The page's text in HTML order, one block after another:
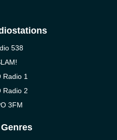
538
Radio 1
Radio 2
3FM